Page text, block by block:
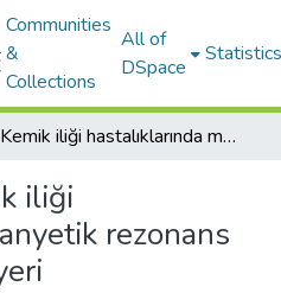
Communities
&
Collections
All of
DSpace
Statistics
Kemik iliği hastalıklarında manyetik rezonans görüntülemenin yeri
iliği
rezonans